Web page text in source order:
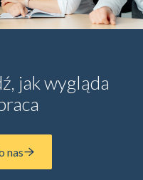
jak wygląda
nas